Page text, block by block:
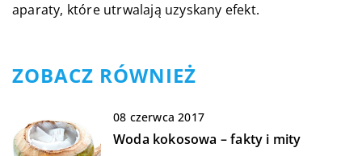
aparaty, które utrwalają uzyskany efekt.
ZOBACZ RÓWNIEŻ
08 czerwca 2017
Woda kokosowa – fakty i mity